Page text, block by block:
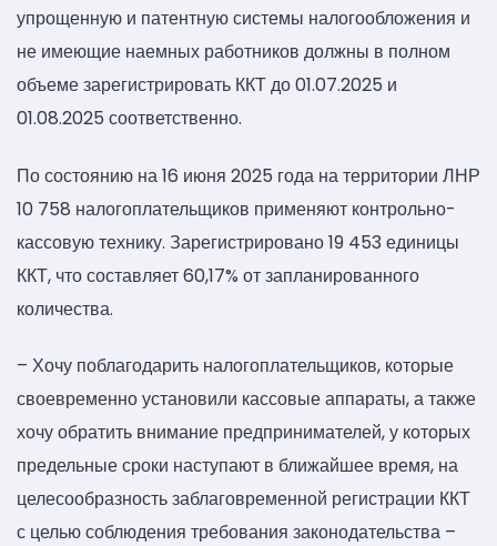
упрощенную и патентную системы налогообложения и
не имеющие наемных работников должны в полном
объеме зарегистрировать ККТ до 01.07.2025 и
01.08.2025 соответственно.
По состоянию на 16 июня 2025 года на территории ЛНР
10 758 налогоплательщиков применяют контрольно-
кассовую технику. Зарегистрировано 19 453 единицы
ККТ, что составляет 60,17% от запланированного
количества.
– Хочу поблагодарить налогоплательщиков, которые
своевременно установили кассовые аппараты, а также
хочу обратить внимание предпринимателей, у которых
предельные сроки наступают в ближайшее время, на
целесообразность заблаговременной регистрации ККТ
с целью соблюдения требования законодательства –